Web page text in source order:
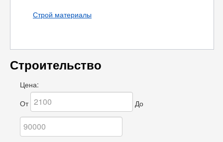
Строй материалы
Строительство
Цена:
От
До